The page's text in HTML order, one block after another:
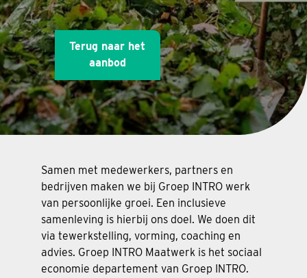
Terug naar het
aanbod
Samen met medewerkers, partners en
bedrijven maken we bij Groep INTRO werk
van persoonlijke groei. Een inclusieve
samenleving is hierbij ons doel. We doen dit
via tewerkstelling, vorming, coaching en
advies. Groep INTRO Maatwerk is het sociaal
economie departement van Groep INTRO.